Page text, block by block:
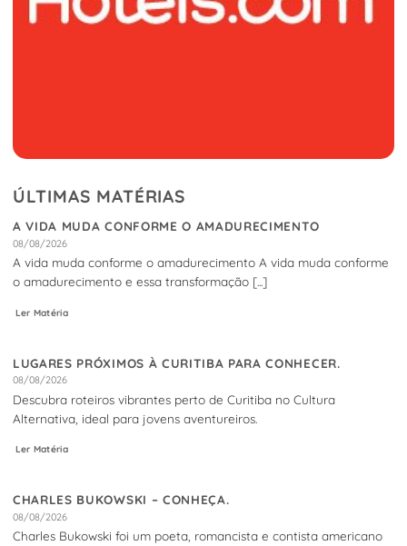
ÚLTIMAS MATÉRIAS
A VIDA MUDA CONFORME O AMADURECIMENTO
08/08/2026
A vida muda conforme o amadurecimento A vida muda conforme
o amadurecimento e essa transformação [...]
Ler Matéria
LUGARES PRÓXIMOS À CURITIBA PARA CONHECER.
08/08/2026
Descubra roteiros vibrantes perto de Curitiba no Cultura
Alternativa, ideal para jovens aventureiros.
Ler Matéria
CHARLES BUKOWSKI – CONHEÇA.
08/08/2026
Charles Bukowski foi um poeta, romancista e contista americano